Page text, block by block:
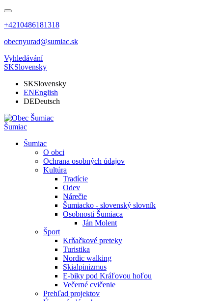
+4210486181318
obecnyurad@sumiac.sk
Vyhledávání
SKSlovensky
SKSlovensky
ENEnglish
DEDeutsch
Šumiac
Šumiac
O obci
Ochrana osobných údajov
Kultúra
Tradície
Odev
Nárečie
Šumiacko - slovenský slovník
Osobnosti Šumiaca
Ján Molent
Šport
Krňačkové preteky
Turistika
Nordic walking
Skialpinizmus
E-biky pod Kráľovou hoľou
Večerné cvičenie
Prehľad projektov